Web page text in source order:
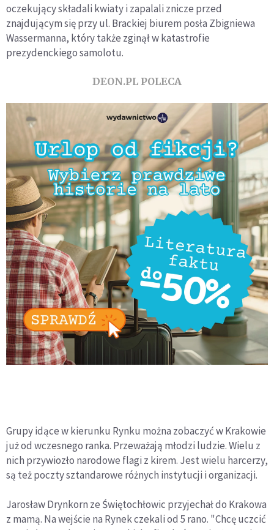
oczekujący składali kwiaty i zapalali znicze przed
znajdującym się przy ul. Brackiej biurem posła Zbigniewa
Wassermanna, który także zginął w katastrofie
prezydenckiego samolotu.
DEON.PL POLECA
Grupy idące w kierunku Rynku można zobaczyć w Krakowie
już od wczesnego ranka. Przeważają młodzi ludzie. Wielu z
nich przywiozło narodowe flagi z kirem. Jest wielu harcerzy,
są też poczty sztandarowe różnych instytucji i organizacji.
Jarosław Drynkorn ze Świętochłowic przyjechał do Krakowa
z mamą. Na wejście na Rynek czekali od 5 rano. "Chcę uczcić